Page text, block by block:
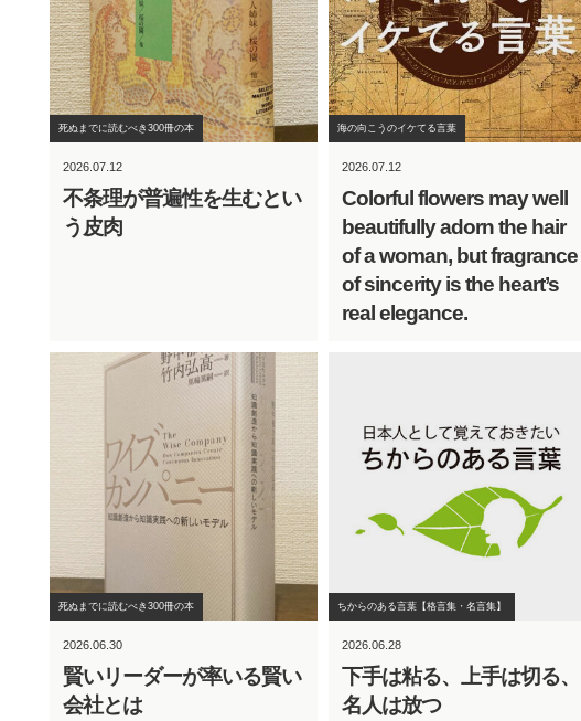
2026.07.12
不条理が普遍性を生むとい
う皮肉
死ぬまでに読むべき300冊の本
2026.07.12
Colorful flowers may well
beautifully adorn the hair
of a woman, but fragrance
of sincerity is the heart’s
real elegance.
海の向こうのイケてる言葉
2026.06.30
賢いリーダーが率いる賢い
会社とは
死ぬまでに読むべき300冊の本
2026.06.28
下手は粘る、上手は切る、
名人は放つ
ちからのある言葉【格言集・名言集】